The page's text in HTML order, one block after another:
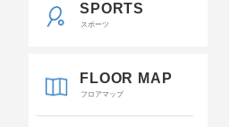
SPORTS
スポーツ
FLOOR MAP
フロアマップ